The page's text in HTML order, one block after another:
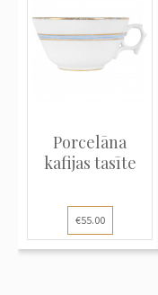
Porcelāna
kafijas tasīte
€55.00